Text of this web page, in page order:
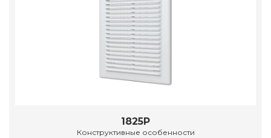
1825Р
Конструктивные особенности